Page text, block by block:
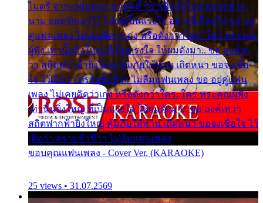
ไมตรี จากแฟนเพลง ทุกทุกที่ ปราณีหลั่งไหล ผมขอฝาก
นาม ยอดรักเอาไว้ โปรดเป็นแรงใจ อย่างนี้เรื่อยไป ขอ อยู่
คู่แฟนเพลง ไม่เคยคิดว่าเก่ง หรือดังกว่าใคร..ใคร พระคุณ
ผู้ฟัง เท่านั้นยิ่งใหญ่ ที่เป็นแรงใจ ให้ผมดังมา.. ขอ องค์เท
วา สถิตฟากฟ้ายิ่งใหญ่ คุ้มภัยให้ท่าน เถิดหนา ขอจงเชื่อ
ใจ ไว้เถิดว่า ตราบชั่วชีวา ไม่ลืมแฟนเพลง ขอ อยู่คู่แฟน
เพลง ไม่เคยคิดว่าเก่ง หรือดังกว่าใคร..ใคร พระคุณผู้ฟัง
เท่านั้นยิ่งใหญ่ ที่เป็นแรงใจ ให้ผมดังมา.. ขอ องค์เทวา
สถิตฟากฟ้ายิ่งใหญ่ คุ้มภัยให้ท่าน เถิดหนา ขอจงเชื่อใจ ไว้
เถิดว่า ตราบชั่วชีวา ไม่ลืมแฟนเพลง
ขอบคุณแฟนเพลง - Cover Ver. (KARAOKE)
25 views • 31.07.2569